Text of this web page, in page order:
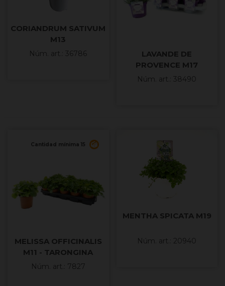
CORIANDRUM SATIVUM
M13
Núm. art.: 36786
LAVANDE DE
PROVENCE M17
Núm. art.: 38490
Cantidad mínima 15
MELISSA OFFICINALIS
M11 - TARONGINA
Núm. art.: 7827
MENTHA SPICATA M19
Núm. art.: 20940